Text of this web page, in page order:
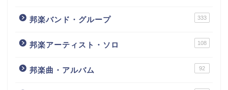
邦楽バンド・グループ 333
邦楽アーティスト・ソロ 108
邦楽曲・アルバム 92